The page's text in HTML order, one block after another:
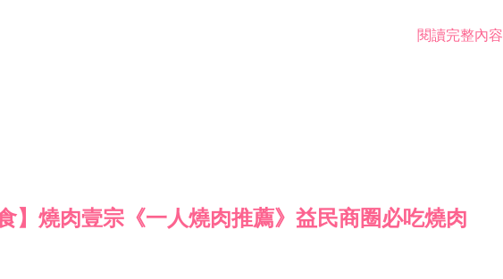
閱讀完整內容
】燒肉壹宗《一人燒肉推薦》益民商圈必吃燒肉